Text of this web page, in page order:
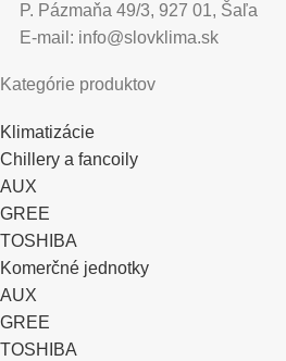
P. Pázmaňa 49/3, 927 01, Šaľa
E-mail: info@slovklima.sk
Kategórie produktov
Klimatizácie
Chillery a fancoily
AUX
GREE
TOSHIBA
Komerčné jednotky
AUX
GREE
TOSHIBA